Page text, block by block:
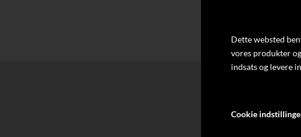
Dette websted
vores produkter
indsats og levere
Cookie